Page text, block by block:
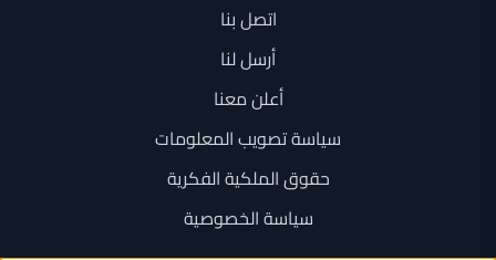
اتصل بنا
أرسل لنا
أعلن معنا
سياسة تصويب المعلومات
حقوق الملكية الفكرية
سياسة الخصوصية